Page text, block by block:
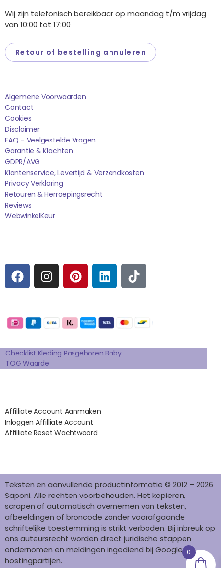
Wij zijn telefonisch bereikbaar op maandag t/m vrijdag
van 10:00 tot 17:00
Retour of bestelling annuleren
Algemene Voorwaarden
Contact
Cookies
Disclaimer
FAQ – Veelgestelde Vragen
Garantie & Klachten
GDPR/AVG
Klantenservice, Levertijd & Verzendkosten
Privacy Verklaring
Retouren & Herroepingsrecht
Reviews
WebwinkelKEur
F
A
C
B
O
O
K
I
N
S
A
R
A
M
P
I
N
E
R
E
S
T
L
I
N
E
D
I
N
T
I
K
O
K
Checklist Kleding Pasgeboren Baby
TOG Waarde
Affilliate Account Aanmaken
Inloggen Affilliate Account
Affilliate Reset Wachtwoord
Teksten en aanvullende productinformatie © 2012 – 2026
Saponi. Alle rechten voorbehouden. Het kopiëren,
scrapen of automatisch overnemen van teksten,
afbeeldingen of broncode zonder voorafgaande
schriftelijke toestemming is strikt verboden. Bij inbreuk op
ons auteursrecht worden direct juridische stappen
ondernomen en meldingen ingediend bij Google en
hostingpartijen.
0